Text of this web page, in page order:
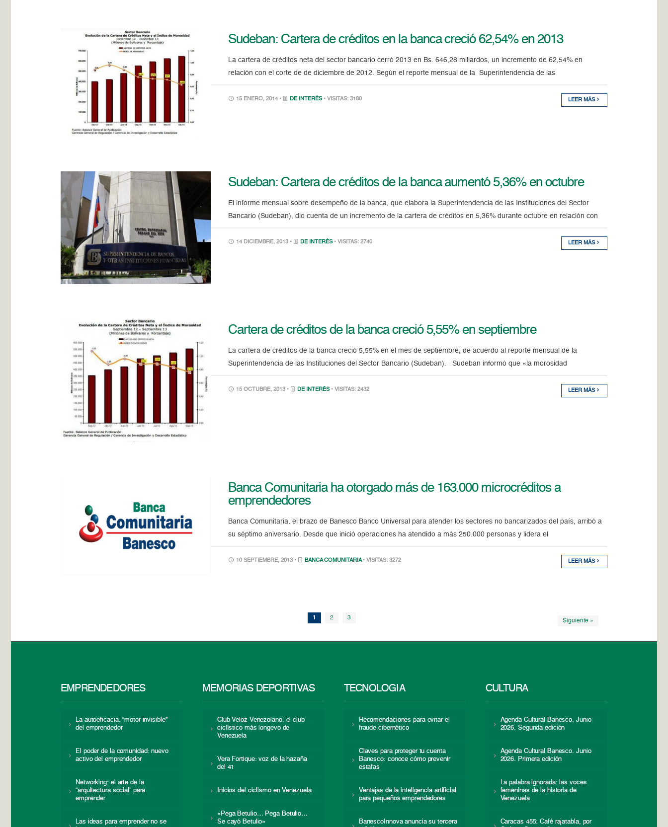
Sudeban: Cartera de créditos en la banca creció 62,54% en 2013
La cartera de créditos neta del sector bancario cerró 2013 en Bs. 646,28 millardos, un incremento de 62,54% en
relación con el corte de de diciembre de 2012. Según el reporte mensual de la Superintendencia de las
15 ENERO, 2014 • DE INTERÉS • VISITAS: 3180 LEER MÁS
Sudeban: Cartera de créditos de la banca aumentó 5,36% en octubre
El informe mensual sobre desempeño de la banca, que elabora la Superintendencia de las Instituciones del Sector
Bancario (Sudeban), dio cuenta de un incremento de la cartera de créditos en 5,36% durante octubre en relación con
14 DICIEMBRE, 2013 • DE INTERÉS • VISITAS: 2740 LEER MÁS
Cartera de créditos de la banca creció 5,55% en septiembre
La cartera de créditos de la banca creció 5,55% en el mes de septiembre, de acuerdo al reporte mensual de la
Superintendencia de las Instituciones del Sector Bancario (Sudeban). Sudeban informó que «la morosidad
15 OCTUBRE, 2013 • DE INTERÉS • VISITAS: 2432 LEER MÁS
Banca Comunitaria ha otorgado más de 163.000 microcréditos a
emprendedores
Banca Comunitaria, el brazo de Banesco Banco Universal para atender los sectores no bancarizados del país, arribó a
su séptimo aniversario. Desde que inició operaciones ha atendido a más 250.000 personas y lidera el
10 SEPTIEMBRE, 2013 • BANCA COMUNITARIA • VISITAS: 3272 LEER MÁS
1 2 3
Siguiente »
EMPRENDEDORES
La autoeficacia: “motor invisible”
del emprendedor
El poder de la comunidad: nuevo
activo del emprendedor
Networking: el arte de la
“arquitectura social” para
emprender
Las ideas para emprender no se
MEMORIAS DEPORTIVAS
Club Veloz Venezolano: el club
ciclístico más longevo de
Venezuela
Vera Fortique: voz de la hazaña
del 41
Inicios del ciclismo en Venezuela
«Pega Betulio… Pega Betulio…
Se cayó Betulio»
TECNOLOGÍA
Recomendaciones para evitar el
fraude cibernético
Claves para proteger tu cuenta
Banesco: conoce cómo prevenir
estafas
Ventajas de la inteligencia artificial
para pequeños emprendedores
BanescoInnova anuncia su tercera
CULTURA
Agenda Cultural Banesco. Junio
2026. Segunda edición
Agenda Cultural Banesco. Junio
2026. Primera edición
La palabra ignorada: las voces
femeninas de la historia de
Venezuela
Caracas 455: Café rajatabla, por